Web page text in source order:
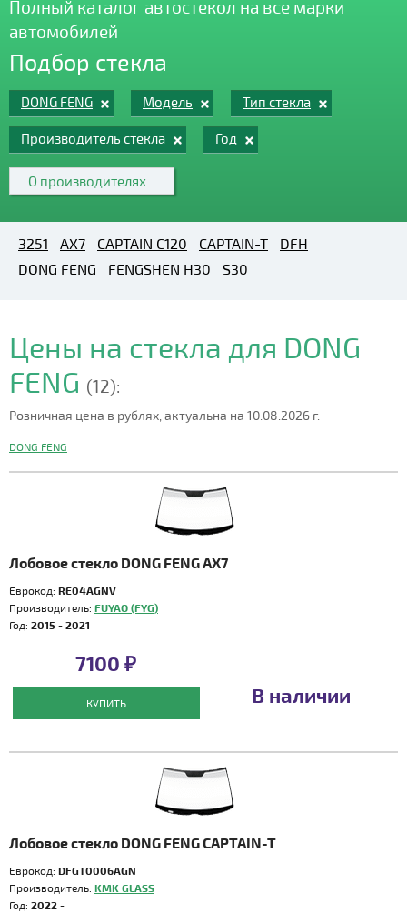
Полный каталог автостекол на все марки
автомобилей
Подбор стекла
DONG FENG Модель Тип стекла
Производитель стекла Год
О производителях
3251 AX7 CAPTAIN C120 CAPTAIN-T
DFH
DONG FENG
FENGSHEN H30 S30
Цены на стекла для DONG
FENG (12):
Розничная цена в рублях, актуальна на 10.08.2026 г.
DONG FENG
Лобовое стекло DONG FENG AX7
Еврокод: RE04AGNV
Производитель: FUYAO (FYG)
Год: 2015 - 2021
7100 ₽
КУПИТЬ В наличии
Лобовое стекло DONG FENG CAPTAIN-T
Еврокод: DFGT0006AGN
Производитель: KMK GLASS
Год: 2022 -